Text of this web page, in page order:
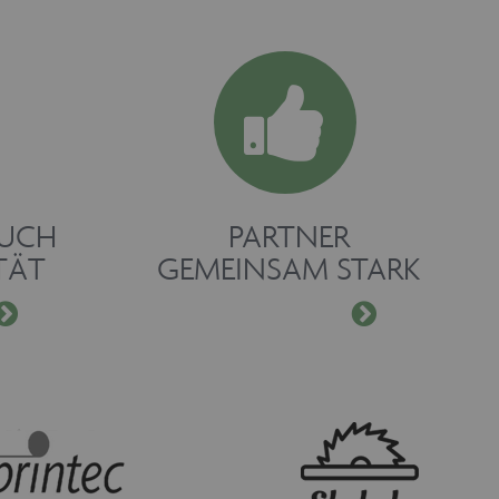
PARTNER
GEMEINSAM STARK